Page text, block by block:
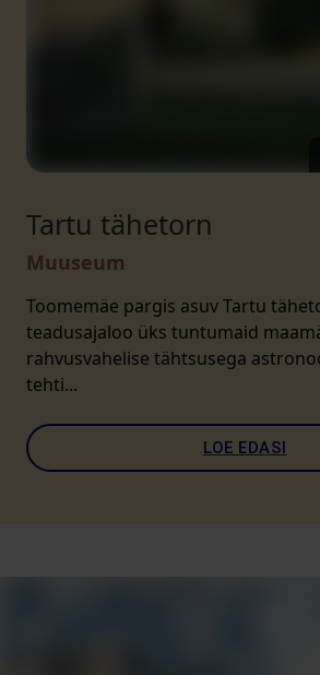
Tartu tähetorn
Muuseum
Toomemäe pargis asuv Tartu
teadusajaloo üks tuntumaid
rahvusvahelise tähtsusega
tehti...
LOE EDASI